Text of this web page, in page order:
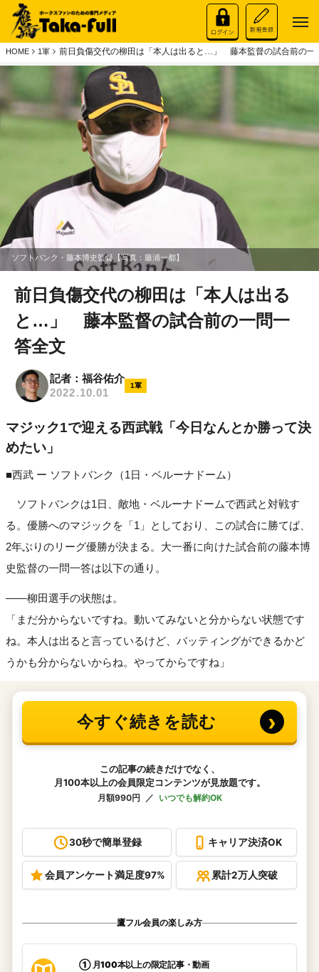
HOME 1軍 前日負傷交代の柳田は「本人は出ると…」 藤本監督の試合前の一
ソフトバンク・藤本博史監督【写真：藤浦一都】
前日負傷交代の柳田は「本人は出る
と…」 藤本監督の試合前の一問一
答全文
記者：福谷佑介
2022.10.01
1軍
マジック1で迎える西武戦「今日なんとか勝って決
めたい」
■西武 ー ソフトバンク（1日・ベルーナドーム）
ソフトバンクは1日、敵地・ベルーナドームで西武と対戦す
る。優勝へのマジックを「1」としており、この試合に勝てば、
2年ぶりのリーグ優勝が決まる。大一番に向けた試合前の藤本博
史監督の一問一答は以下の通り。
――柳田選手の状態は。
「まだ分からないですね。動いてみないと分からない状態です
ね。本人は出ると言っているけど、バッティングができるかど
うかも分からないからね。やってからですね」